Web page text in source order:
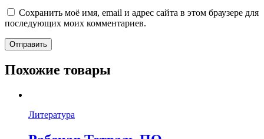
Сохранить моё имя, email и адрес сайта в этом браузере для
последующих моих комментариев.
Похожие товары
Литература